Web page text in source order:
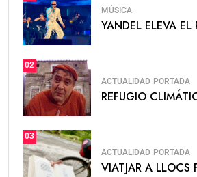
MÚSICA
YANDEL ELEVA
02
ACTUALIDAD PORTADA
REFUGIO
03
ACTUALIDAD PORTADA
VIATJAR A LLOCS